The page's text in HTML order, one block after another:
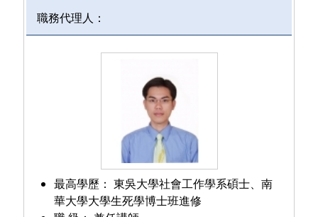
職務代理人：
最高學歷： 東吳大學社會工作學系碩士、南
華大學大學生死學博士班進修